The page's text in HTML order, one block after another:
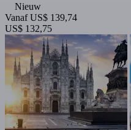
Nieuw
Vanaf US$ 139,74
US$ 132,75